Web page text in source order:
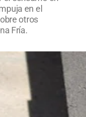
en el
otros
Fría.